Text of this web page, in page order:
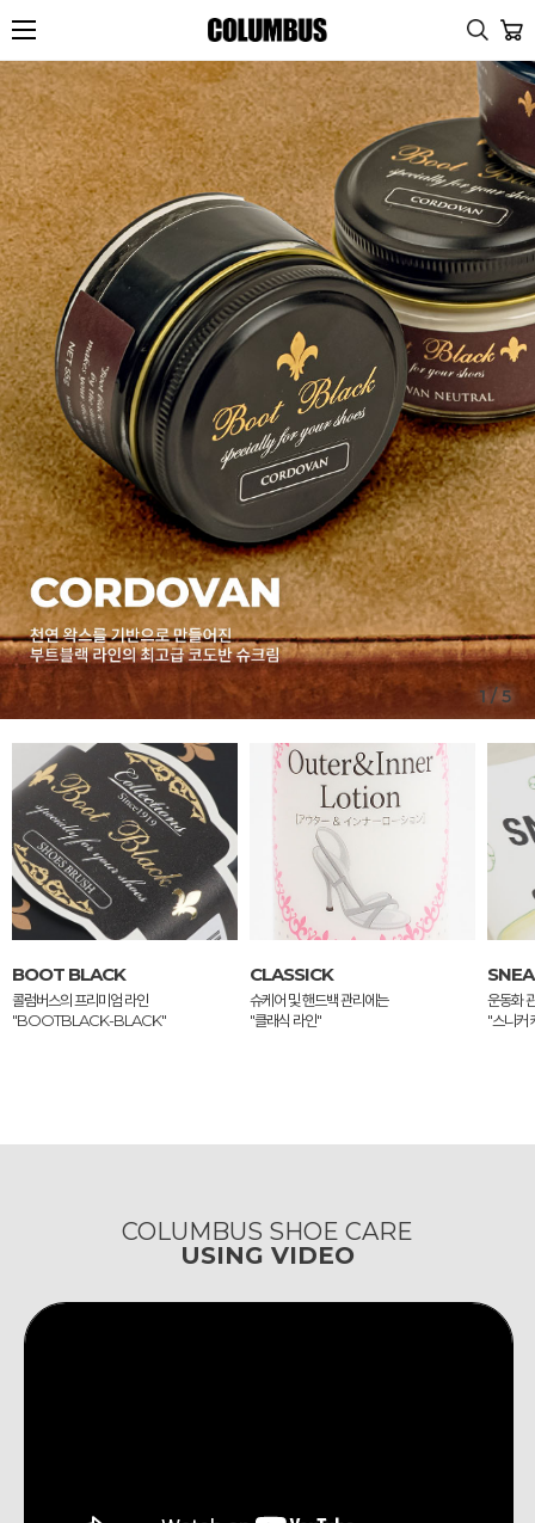
1 / 5
BOOT BLACK
콜럼버스의 프리미엄 라인
"BOOTBLACK-BLACK"
CLASSICK
슈케어 및 핸드백 관리에는
"클래식 라인"
운동화
"스니커
COLUMBUS SHOE CARE
USING VIDEO